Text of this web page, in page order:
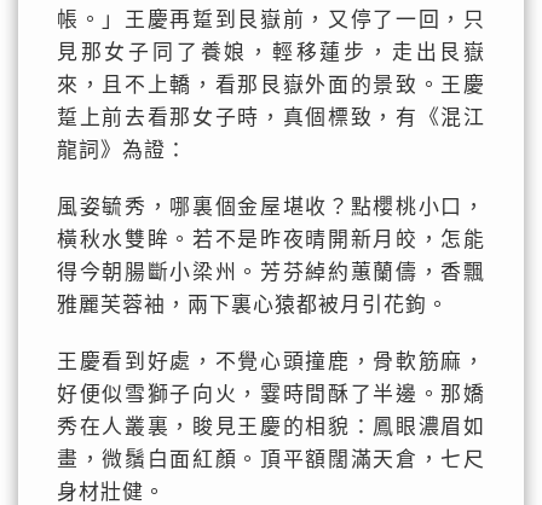
帳。」王慶再踅到艮嶽前，又停了一回，只
見那女子同了養娘，輕移蓮步，走出艮嶽
來，且不上轎，看那艮嶽外面的景致。王慶
踅上前去看那女子時，真個標致，有《混江
龍詞》為證：
風姿毓秀，哪裏個金屋堪收？點櫻桃小口，
橫秋水雙眸。若不是昨夜晴開新月皎，怎能
得今朝腸斷小梁州。芳芬綽約蕙蘭儔，香飄
雅麗芙蓉袖，兩下裏心猿都被月引花鉤。
王慶看到好處，不覺心頭撞鹿，骨軟筋麻，
好便似雪獅子向火，霎時間酥了半邊。那嬌
秀在人叢裏，睃見王慶的相貌：鳳眼濃眉如
畫，微鬚白面紅顏。頂平額闊滿天倉，七尺
身材壯健。